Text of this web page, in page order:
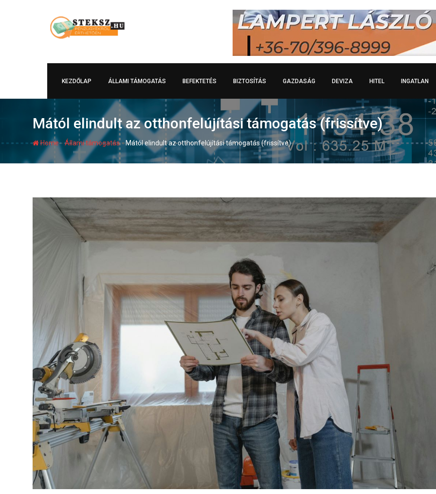
KEZDŐLAP ÁLLAMI TÁMOGATÁS BEFEKTETÉS BIZTOSÍTÁS GAZDASÁG DEVIZA HITEL INGATLAN
Mától elindult az otthonfelújítási támogatás (frissítve)
Home-Állami támogatás- Mától elindult az otthonfelújítási támogatás (frissítve)